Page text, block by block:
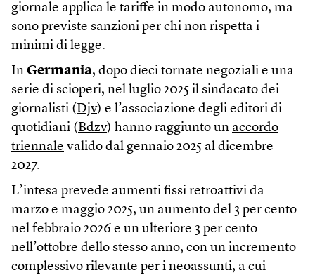
giornale applica le tariffe in modo autonomo, ma
sono previste sanzioni per chi non rispetta i
minimi di legge.
In Germania, dopo dieci tornate negoziali e una
serie di scioperi, nel luglio 2025 il sindacato dei
giornalisti (Djv) e l’associazione degli editori di
quotidiani (Bdzv) hanno raggiunto un accordo
triennale valido dal gennaio 2025 al dicembre
2027.
L’intesa prevede aumenti fissi retroattivi da
marzo e maggio 2025, un aumento del 3 per cento
nel febbraio 2026 e un ulteriore 3 per cento
nell’ottobre dello stesso anno, con un incremento
complessivo rilevante per i neoassunti, a cui